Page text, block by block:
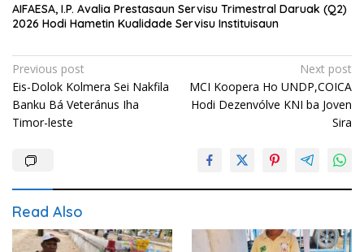
AIFAESA, I.P. Avalia Prestasaun Servisu Trimestral Daruak (Q2)
2026 Hodi Hametin Kualidade Servisu Instituisaun
Post
navigation
Previous post
Eis-Dolok Kolmera Sei Nakfila
Banku Bá Veteránus Iha
Timor-leste
Next post
MCI Koopera Ho UNDP,COICA
Hodi Dezenvólve KNI ba Joven
Sira
Read Also